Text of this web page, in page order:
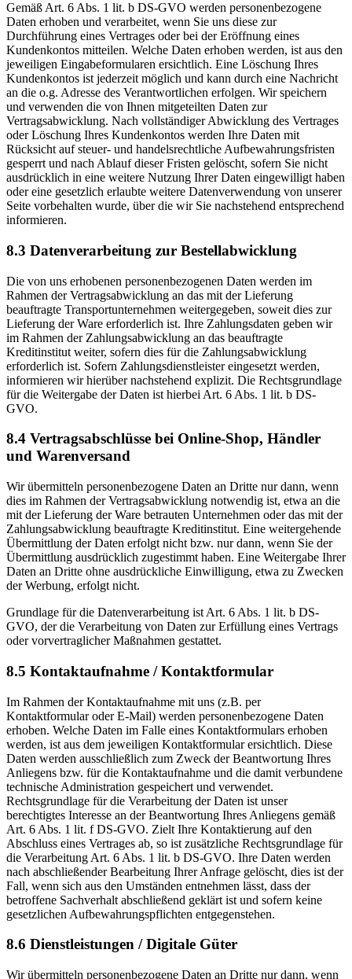
Gemäß Art. 6 Abs. 1 lit. b DS-GVO werden personenbezogene
Daten erhoben und verarbeitet, wenn Sie uns diese zur
Durchführung eines Vertrages oder bei der Eröffnung eines
Kundenkontos mitteilen. Welche Daten erhoben werden, ist aus den
jeweiligen Eingabeformularen ersichtlich. Eine Löschung Ihres
Kundenkontos ist jederzeit möglich und kann durch eine Nachricht
an die o.g. Adresse des Verantwortlichen erfolgen. Wir speichern
und verwenden die von Ihnen mitgeteilten Daten zur
Vertragsabwicklung. Nach vollständiger Abwicklung des Vertrages
oder Löschung Ihres Kundenkontos werden Ihre Daten mit
Rücksicht auf steuer- und handelsrechtliche Aufbewahrungsfristen
gesperrt und nach Ablauf dieser Fristen gelöscht, sofern Sie nicht
ausdrücklich in eine weitere Nutzung Ihrer Daten eingewilligt haben
oder eine gesetzlich erlaubte weitere Datenverwendung von unserer
Seite vorbehalten wurde, über die wir Sie nachstehend entsprechend
informieren.
8.3 Datenverarbeitung zur Bestellabwicklung
Die von uns erhobenen personenbezogenen Daten werden im
Rahmen der Vertragsabwicklung an das mit der Lieferung
beauftragte Transportunternehmen weitergegeben, soweit dies zur
Lieferung der Ware erforderlich ist. Ihre Zahlungsdaten geben wir
im Rahmen der Zahlungsabwicklung an das beauftragte
Kreditinstitut weiter, sofern dies für die Zahlungsabwicklung
erforderlich ist. Sofern Zahlungsdienstleister eingesetzt werden,
informieren wir hierüber nachstehend explizit. Die Rechtsgrundlage
für die Weitergabe der Daten ist hierbei Art. 6 Abs. 1 lit. b DS-
GVO.
8.4 Vertragsabschlüsse bei Online-Shop, Händler
und Warenversand
Wir übermitteln personenbezogene Daten an Dritte nur dann, wenn
dies im Rahmen der Vertragsabwicklung notwendig ist, etwa an die
mit der Lieferung der Ware betrauten Unternehmen oder das mit der
Zahlungsabwicklung beauftragte Kreditinstitut. Eine weitergehende
Übermittlung der Daten erfolgt nicht bzw. nur dann, wenn Sie der
Übermittlung ausdrücklich zugestimmt haben. Eine Weitergabe Ihrer
Daten an Dritte ohne ausdrückliche Einwilligung, etwa zu Zwecken
der Werbung, erfolgt nicht.
Grundlage für die Datenverarbeitung ist Art. 6 Abs. 1 lit. b DS-
GVO, der die Verarbeitung von Daten zur Erfüllung eines Vertrags
oder vorvertraglicher Maßnahmen gestattet.
8.5 Kontaktaufnahme / Kontaktformular
Im Rahmen der Kontaktaufnahme mit uns (z.B. per
Kontaktformular oder E-Mail) werden personenbezogene Daten
erhoben. Welche Daten im Falle eines Kontaktformulars erhoben
werden, ist aus dem jeweiligen Kontaktformular ersichtlich. Diese
Daten werden ausschließlich zum Zweck der Beantwortung Ihres
Anliegens bzw. für die Kontaktaufnahme und die damit verbundene
technische Administration gespeichert und verwendet.
Rechtsgrundlage für die Verarbeitung der Daten ist unser
berechtigtes Interesse an der Beantwortung Ihres Anliegens gemäß
Art. 6 Abs. 1 lit. f DS-GVO. Zielt Ihre Kontaktierung auf den
Abschluss eines Vertrages ab, so ist zusätzliche Rechtsgrundlage für
die Verarbeitung Art. 6 Abs. 1 lit. b DS-GVO. Ihre Daten werden
nach abschließender Bearbeitung Ihrer Anfrage gelöscht, dies ist der
Fall, wenn sich aus den Umständen entnehmen lässt, dass der
betroffene Sachverhalt abschließend geklärt ist und sofern keine
gesetzlichen Aufbewahrungspflichten entgegenstehen.
8.6 Dienstleistungen / Digitale Güter
Wir übermitteln personenbezogene Daten an Dritte nur dann, wenn